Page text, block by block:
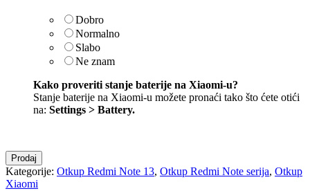
Dobro
Normalno
Slabo
Ne znam
Kako proveriti stanje baterije na Xiaomi-u?
Stanje baterije na Xiaomi-u možete pronaći tako što ćete otići
na: Settings > Battery.
Otkup
Redmi
Note
Prodaj
Kategorije: Otkup Redmi Note 13, Otkup Redmi Note serija, Otkup
Xiaomi